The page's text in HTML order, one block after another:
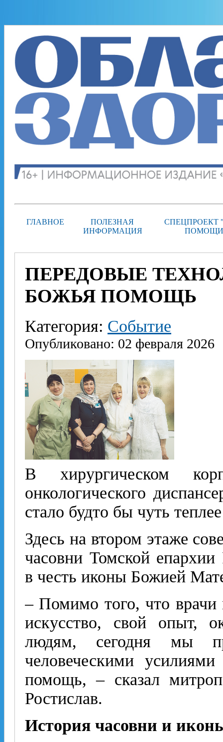
ГЛАВНОЕ
ПОЛЕЗНАЯ
ИНФОРМАЦИЯ
СПЕЦПРОЕКТ
ПЕРЕДОВЫЕ
БОЖЬЯ ПОМОЩЬ
Категория: Событие
Опубликовано: 02 февраля 2026
В хирургическом
онкологического
стало будто бы чуть
Здесь на втором этаже
часовни Томской епархии
в честь иконы Божией
– Помимо того, что врачи
искусство, свой опыт,
людям, сегодня мы
человеческими
помощь, – сказал
Ростислав.
История часовни и